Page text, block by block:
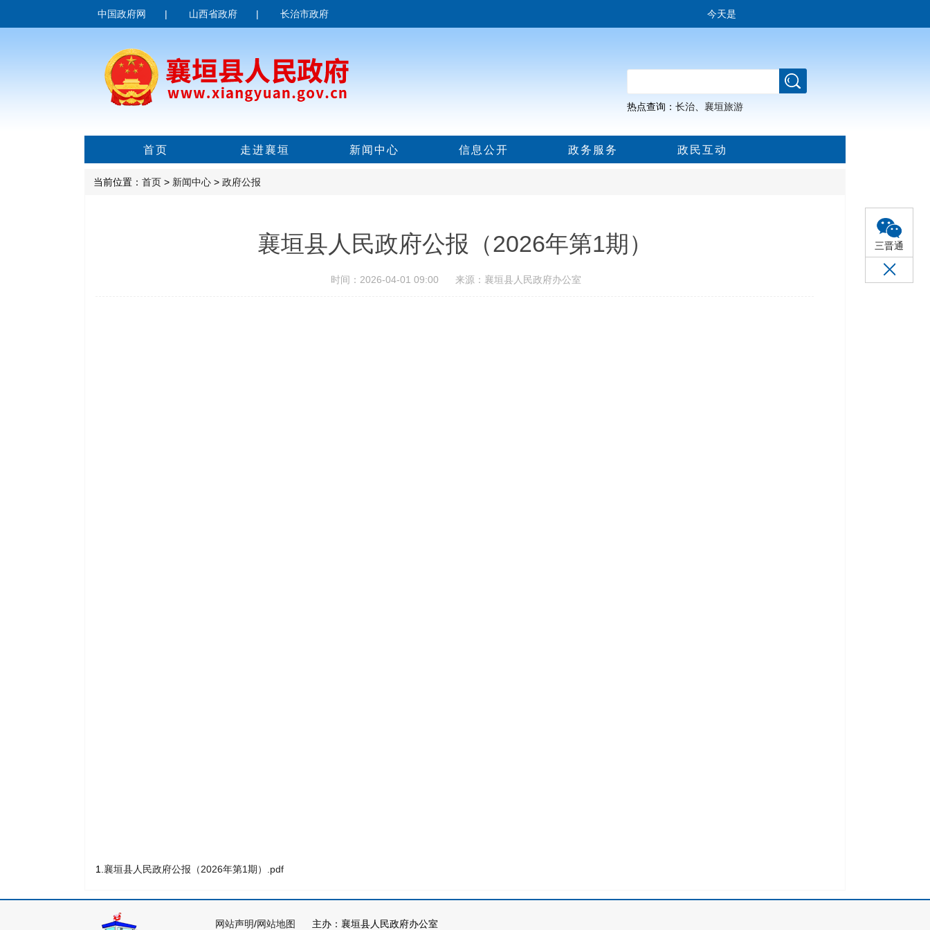
三晋通
中国政府网 | 山西省政府 | 长治市政府 今天是
热点查询： 长治 襄垣旅游
首页 走进襄垣 新闻中心 信息公开 政务服务 政民互动
当前位置： 首页 > 新闻中心 > 政府公报
襄垣县人民政府公报（2026年第1期）
时间：2026-04-01 09:00 来源：襄垣县人民政府办公室
1. 襄垣县人民政府公报（2026年第1期）.pdf
网站声明/网站地图 主办：襄垣县人民政府办公室